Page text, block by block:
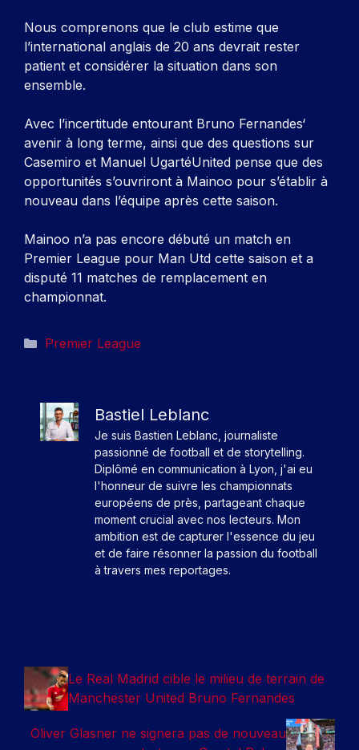
Nous comprenons que le club estime que
l’international anglais de 20 ans devrait rester
patient et considérer la situation dans son
ensemble.
Avec l’incertitude entourant Bruno Fernandes‘
avenir à long terme, ainsi que des questions sur
Casemiro et Manuel UgartéUnited pense que des
opportunités s’ouvriront à Mainoo pour s’établir à
nouveau dans l’équipe après cette saison.
Mainoo n’a pas encore débuté un match en
Premier League pour Man Utd cette saison et a
disputé 11 matches de remplacement en
championnat.
Catégories
Premier League
Bastiel Leblanc
Je suis Bastien Leblanc, journaliste
passionné de football et de storytelling.
Diplômé en communication à Lyon, j'ai eu
l'honneur de suivre les championnats
européens de près, partageant chaque
moment crucial avec nos lecteurs. Mon
ambition est de capturer l'essence du jeu
et de faire résonner la passion du football
à travers mes reportages.
Le Real Madrid cible le milieu de terrain de
Manchester United Bruno Fernandes
Oliver Glasner ne signera pas de nouveau